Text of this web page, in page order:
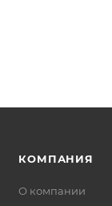
КОМПАНИЯ
О компании